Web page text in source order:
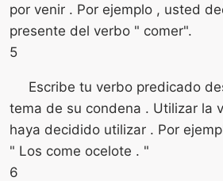
por venir . Por ejemplo , usted
presente del verbo " comer".
5
Escribe tu verbo predicado
tema de su condena . Utilizar la
haya decidido utilizar . Por
" Los come ocelote . "
6